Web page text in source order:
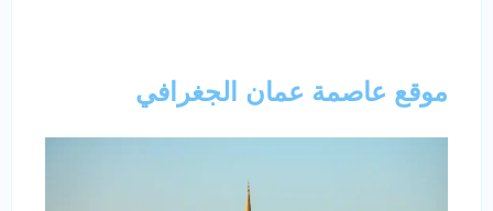
موقع عاصمة عمان الجغرافي